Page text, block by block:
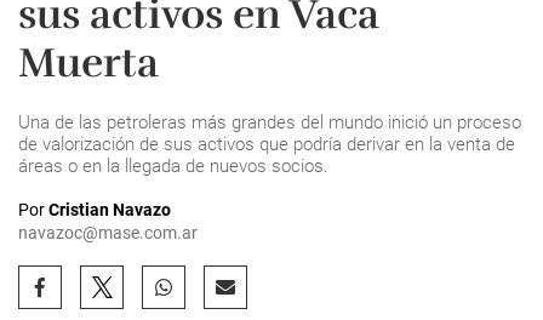
sus activos en Vaca
Muerta
Una de las petroleras más grandes del mundo inició un proceso
de valorización de sus activos que podría derivar en la venta de
áreas o en la llegada de nuevos socios.
PorCristian Navazo
navazoc@mase.com.ar